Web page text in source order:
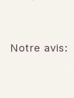
Notre avis: